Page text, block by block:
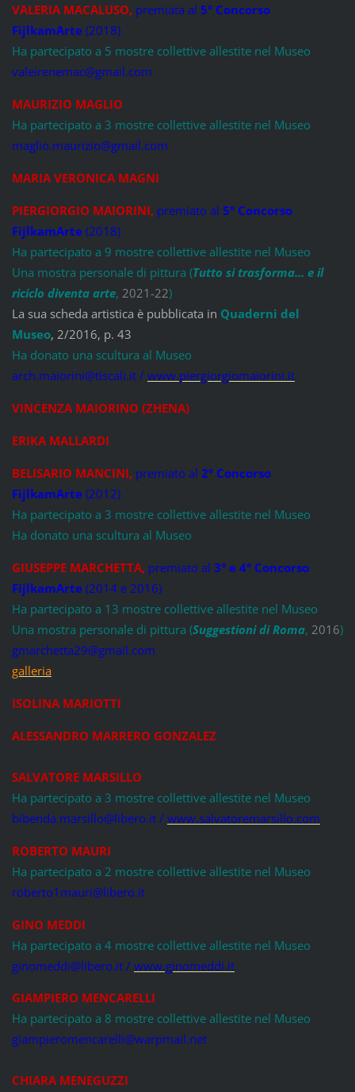
VALERIA MACALUSO,premiata al 5° Concorso
FijlkamArte(2018)
Ha partecipato a 5 mostre collettive allestite nel Museo
valeirenemac@gmail.com
MAURIZIO MAGLIO
Ha partecipato a 3 mostre collettive allestite nel Museo
maglio.maurizio@gmail.com
MARIA VERONICA MAGNI
PIERGIORGIO MAIORINI,premiato al 5° Concorso
FijlkamArte(2018)
Ha partecipato a 9 mostre collettive allestite nel Museo
Una mostra personale di pittura (Tutto si trasforma... e il
riciclo diventa arte, 2021-22)
La sua scheda artistica è pubblicata in Quaderni del
Museo, 2/2016, p. 43
Ha donato una scultura al Museo
arch.maiorini@tiscali.it / www.piergiorgiomaiorini.it
VINCENZA MAIORINO (ZHENA)
ERIKA MALLARDI
BELISARIO MANCINI,premiato al 2° Concorso
FijlkamArte(2012)
Ha partecipato a 3 mostre collettive allestite nel Museo
Ha donato una scultura al Museo
GIUSEPPE MARCHETTA,premiato al 3° e 4° Concorso
FijlkamArte(2014 e 2016)
Ha partecipato a 13 mostre collettive allestite nel Museo
Una mostra personale di pittura (Suggestioni di Roma, 2016)
gmarchetta29@gmail.com
galleria
ISOLINA MARIOTTI
ALESSANDRO MARRERO GONZALEZ
SALVATORE MARSILLO
Ha partecipato a 3 mostre collettive allestite nel Museo
bibenda.marsillo@libero.it / www.salvatoremarsillo.com
ROBERTO MAURI
Ha partecipato a 2 mostre collettive allestite nel Museo
roberto1mauri@libero.it
GINO MEDDI
Ha partecipato a 4 mostre collettive allestite nel Museo
ginomeddi@libero.it / www.ginomeddi.it
GIAMPIERO MENCARELLI
Ha partecipato a 8 mostre collettive allestite nel Museo
giampieromencarelli@warpmail.net
CHIARA MENEGUZZI